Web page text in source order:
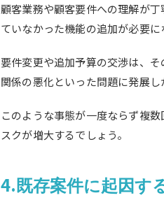
顧客業務や顧客要件への理解が
ていなかった機能の追加が必要に
要件変更や追加予算の交渉は、
関係の悪化といった問題に発展し
このような事態が一度ならず複
スクが増大するでしょう。
4.既存案件に起因す